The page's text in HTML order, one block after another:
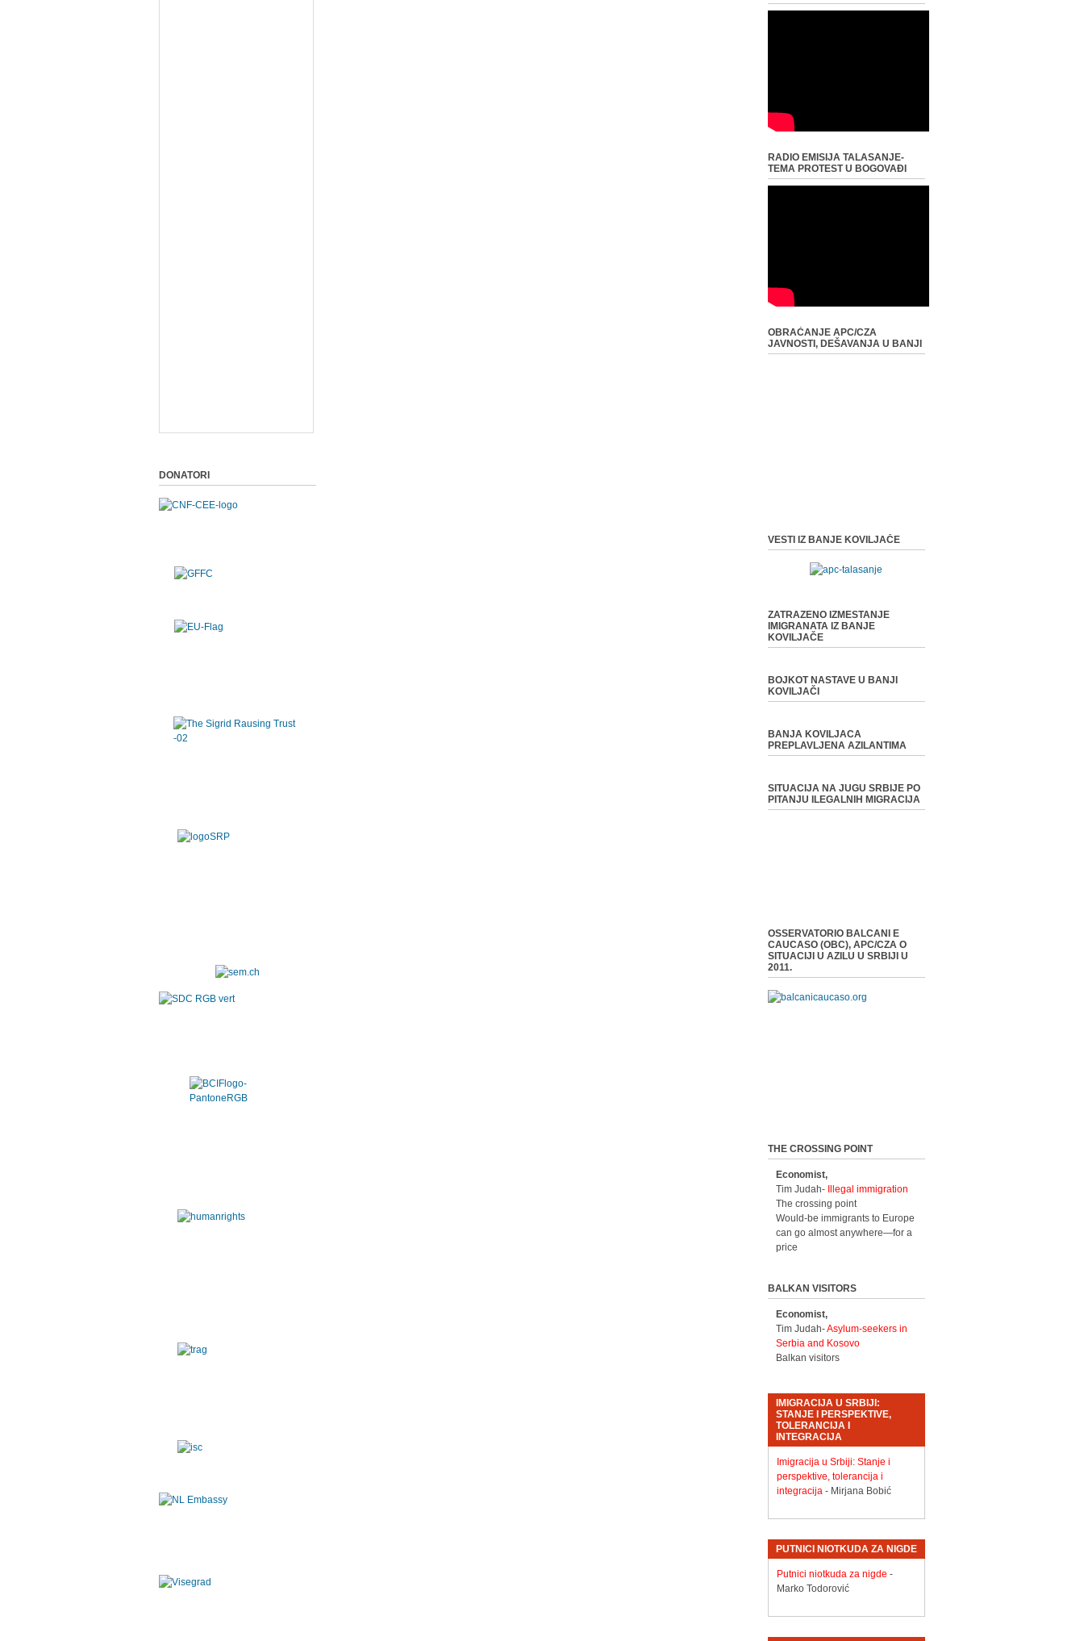
DONATORI
RADIO EMISIJA TALASANJE-
TEMA PROTEST U BOGOVAĐI
OBRAĆANJE APC/CZA
JAVNOSTI, DEŠAVANJA U BANJI
VESTI IZ BANJE KOVILJAČE
ZATRAZENO IZMESTANJE
IMIGRANATA IZ BANJE
KOVILJAČE
BOJKOT NASTAVE U BANJI
KOVILJAČI
BANJA KOVILJACA
PREPLAVLJENA AZILANTIMA
SITUACIJA NA JUGU SRBIJE PO
PITANJU ILEGALNIH MIGRACIJA
OSSERVATORIO BALCANI E
CAUCASO (OBC), APC/CZA O
SITUACIJI U AZILU U SRBIJI U
2011.
THE CROSSING POINT
Economist,
Tim Judah-
Illegal immigration
The crossing point
Would-be immigrants to Europe
can go almost anywhere—for a
price
BALKAN VISITORS
Economist,
Tim Judah-Asylum-seekers in
Serbia and Kosovo
Balkan visitors
IMIGRACIJA U SRBIJI:
STANJE I PERSPEKTIVE,
TOLERANCIJA I
INTEGRACIJA
Imigracija u Srbiji: Stanje i
perspektive, tolerancija i
integracija- Mirjana Bobić
PUTNICI NIOTKUDA ZA NIGDE
Putnici niotkuda za nigde -
Marko Todorović